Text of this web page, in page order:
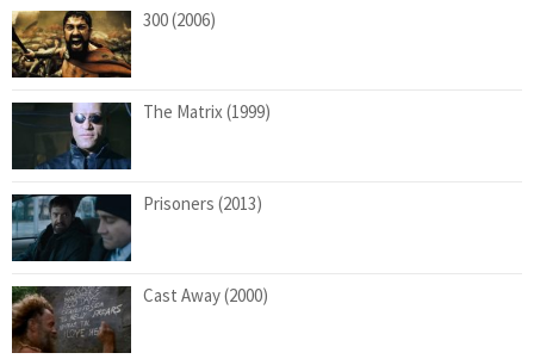
300 (2006)
The Matrix (1999)
Prisoners (2013)
Cast Away (2000)